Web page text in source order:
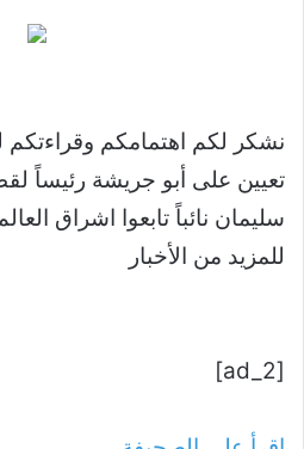
نشكر لكم اهتمامكم وقراءتكم
تعيين على أبو جريشة رئيساً
للمزيد من الأخبار
[ad_2]